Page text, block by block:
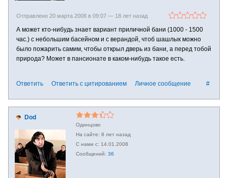
Отправлено 20 марта 2008 в 09:07 — 18 лет назад
А может кто-нибудь знает вариант приличной бани (1000 - 1500
час.) с небольшим басейном и с верандой, чтоб шашлык можно
было пожарить самим, чтобы открыл дверь из бани, а перед тобой
природа? Может в пансионате в каком-нибудь такое есть.
#
Ответить Ответить с цитированием Личное сообщение
Dod
Одинцово
8 лет назад
14.01.2008
36